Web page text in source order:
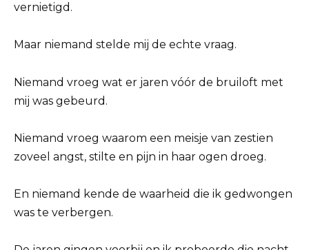
vernietigd.
Maar niemand stelde mij de echte vraag.
Niemand vroeg wat er jaren vóór de bruiloft met
mij was gebeurd.
Niemand vroeg waarom een meisje van zestien
zoveel angst, stilte en pijn in haar ogen droeg.
En niemand kende de waarheid die ik gedwongen
was te verbergen.